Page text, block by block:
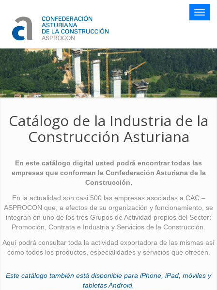
Botón
Catálogo de la Industria de la
Construcción Asturiana
En este catálogo digital usted podrá encontrar todas las
empresas que conforman la Confederación Asturiana de la
Construcción.
En la actualidad son casi 500 las empresas asociadas a CAC –
ASPROCON que, a efectos de su organización y funcionamiento, se
integran en uno de los tres Grupos de Actividad propios del Sector:
Promoción, Contrata e Industria y Servicios de la Construcción.
Aquí podrá consultar toda la actividad exportadora de las mismas así
como todos los productos, especialidades y servicios que ofrecen.
Este catálogo también está disponible para iPhone, iPad, móviles y
tabletas Android.